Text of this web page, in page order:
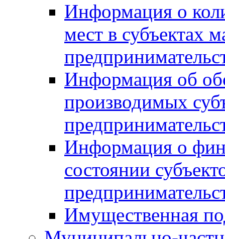
Информация о
мест в субъектах
Информация об
производимых
Информация о
состоянии
Имущественная